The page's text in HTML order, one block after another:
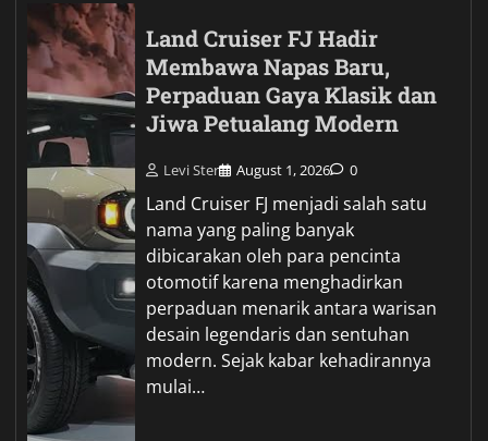
Land Cruiser FJ Hadir
Membawa Napas Baru,
Perpaduan Gaya Klasik dan
Jiwa Petualang Modern
Levi Ster August 1, 2026 0
Land Cruiser FJ menjadi salah satu
nama yang paling banyak
dibicarakan oleh para pencinta
otomotif karena menghadirkan
perpaduan menarik antara warisan
desain legendaris dan sentuhan
modern. Sejak kabar kehadirannya
mulai…